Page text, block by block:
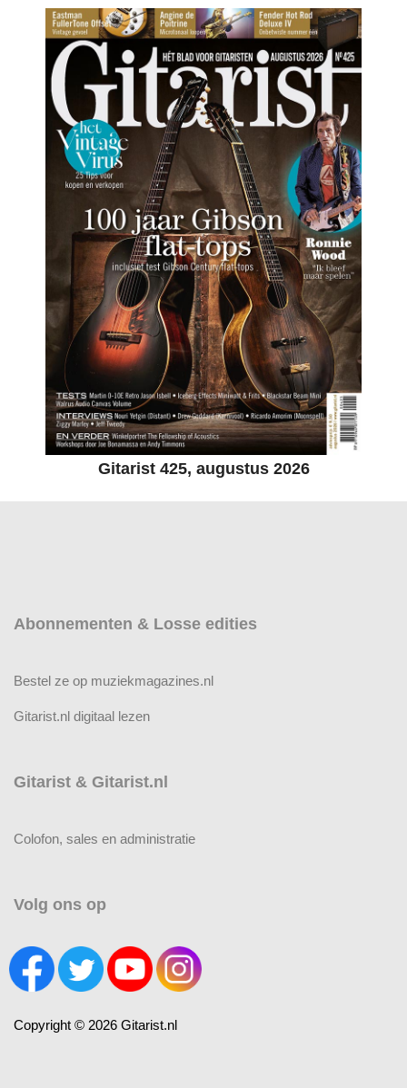
Gitarist 425, augustus 2026
Abonnementen & Losse edities
Bestel ze op muziekmagazines.nl
Gitarist.nl digitaal lezen
Gitarist & Gitarist.nl
Colofon, sales en administratie
Volg ons op
Copyright © 2026 Gitarist.nl